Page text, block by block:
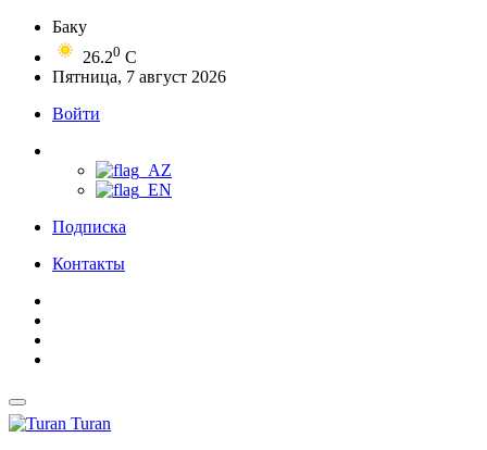
Баку
26.20 C
Пятница, 7 август 2026
Войти
Подписка
Контакты
Turan